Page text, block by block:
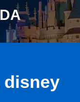
disney